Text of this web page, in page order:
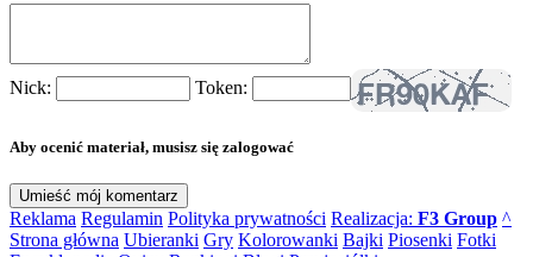
Nick: Token:
Aby ocenić materiał, musisz się zalogować
Reklama Regulamin Polityka prywatności Realizacja: F3 Group ^
Strona główna Ubieranki Gry Kolorowanki Bajki Piosenki Fotki